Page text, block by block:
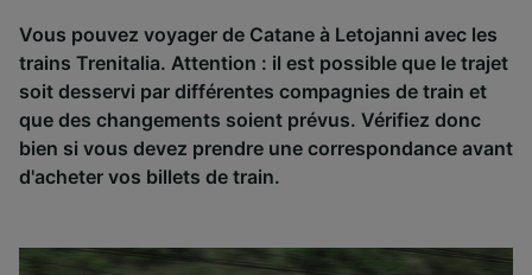
Vous pouvez voyager de Catane à Letojanni avec les
trains Trenitalia. Attention : il est possible que le trajet
soit desservi par différentes compagnies de train et
que des changements soient prévus. Vérifiez donc
bien si vous devez prendre une correspondance avant
d'acheter vos billets de train.